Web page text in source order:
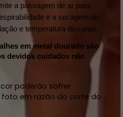
a passagem de ar para
e a secagem do
e temperatura do corpo.
em metal dourado são
devidos cuidados não
poderão sofrer
em razão do corte do